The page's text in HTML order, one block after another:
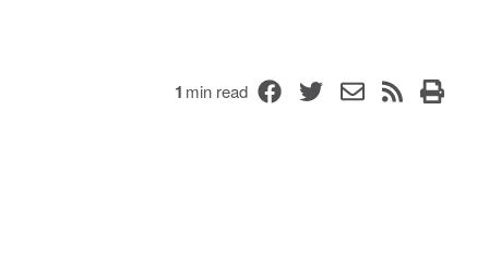
1 min read